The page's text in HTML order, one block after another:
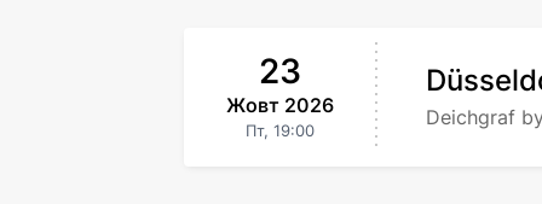
23
Жовт 2026
Пт, 19:00
Deichgraf